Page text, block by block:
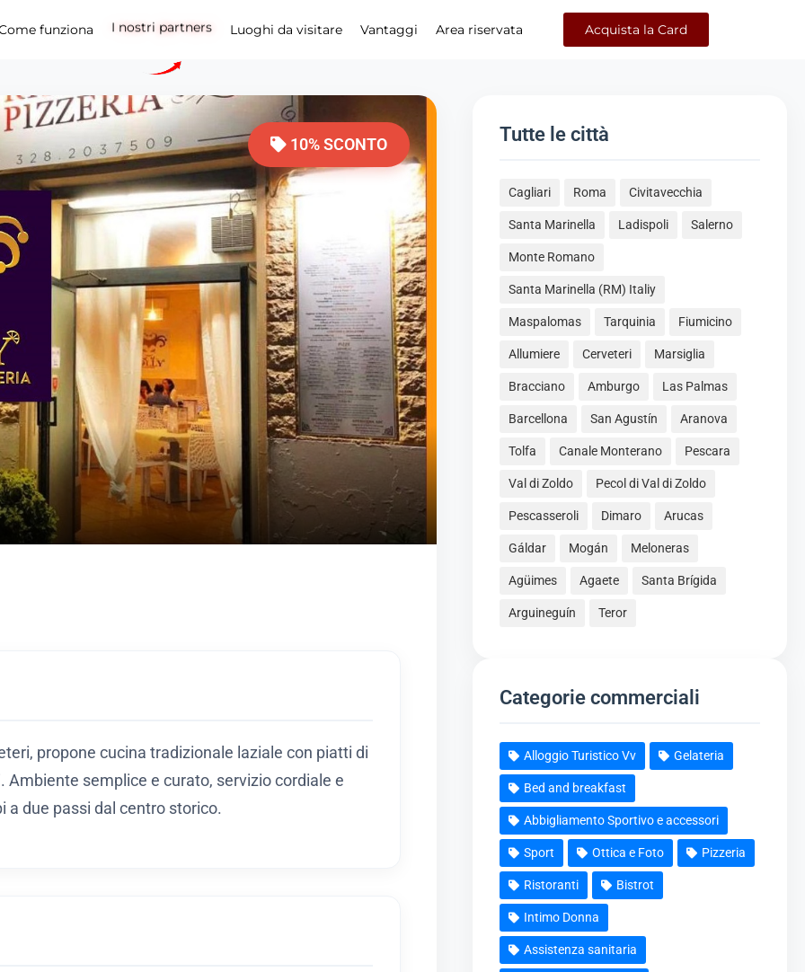
funziona I nostri partners Luoghi da visitare Vantaggi Area riservata Acquista la Card
10% SCONTO
propone cucina tradizionale laziale con piatti di
semplice e curato, servizio cordiale e
a due passi dal centro storico.
Tutte le città
Cagliari Roma Civitavecchia
Santa Marinella Ladispoli Salerno
Monte Romano
Santa Marinella (RM) Italiy
Maspalomas Tarquinia Fiumicino
Allumiere Cerveteri Marsiglia
Bracciano Amburgo Las Palmas
Barcellona San Agustín Aranova
Tolfa Canale Monterano Pescara
Val di Zoldo Pecol di Val di Zoldo
Pescasseroli Dimaro Arucas
Gáldar Mogán Meloneras
Agüimes Agaete Santa Brígida
Arguineguín Teror
Categorie commerciali
Alloggio Turistico Vv Gelateria
Bed and breakfast
Abbigliamento Sportivo e accessori
Sport Ottica e Foto Pizzeria
Ristoranti Bistrot
Intimo Donna
Assistenza sanitaria